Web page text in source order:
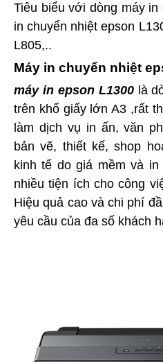
Tiêu biểu với dòng máy
in chuyển nhiệt epson
L805,..
Máy in chuyển nhiệt
máy in epson L1300là
trên khổ giấy lớn A3 ,rất
làm dịch vụ in ấn, văn
bản vẽ, thiết kế, shop
kinh tế do giá mềm và
nhiều tiện ích cho công
Hiệu quả cao và chi phí
yêu cầu của đa số khách